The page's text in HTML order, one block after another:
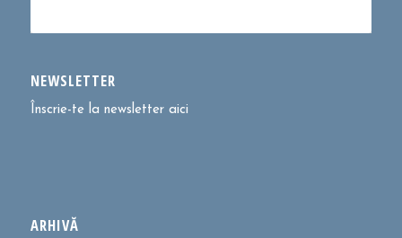
NEWSLETTER
Înscrie-te la newsletter aici
ARHIVĂ